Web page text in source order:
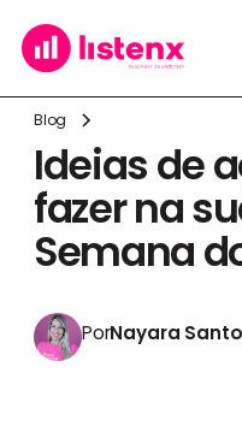
Blog
Ideias de
fazer na
Semana
PorNayara